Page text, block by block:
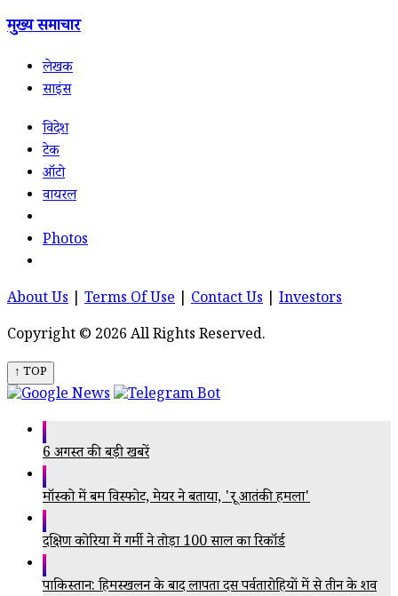
मुख्य समाचार
लेखक
साइंस
विदेश
टेक
ऑटो
वायरल
Photos
About Us Terms Of Use Contact Us
Investors
Copyright © 2026 All Rights Reserved.
↑ TOP
6 अगस्त की बड़ी खबरें
मॉस्को में बम विस्फोट, मेयर ने बताया, 'क्रूर आतंकी हमला'
दक्षिण कोरिया में गर्मी ने तोड़ा 100 साल का रिकॉर्ड
पाकिस्तान: हिमस्खलन के बाद लापता दस पर्वतारोहियों में से तीन के शव